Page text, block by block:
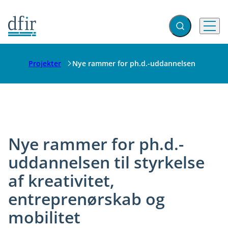
Gå til forsiden Fold søgefelt ud
Menu
Projekter Nye rammer for ph.d.-uddannelsen
Nye rammer for ph.d.-
uddannelsen til styrkelse
af kreativitet,
entreprenørskab og
mobilitet